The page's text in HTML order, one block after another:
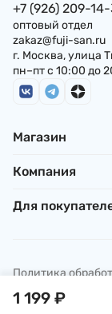
1 199 ₽
+7 (926) 209-
оптовый отдел
zakaz@fuji-san.ru
г. Москва, улица
пн–пт с 10:00 до
Магазин
Компания
Для
Политика